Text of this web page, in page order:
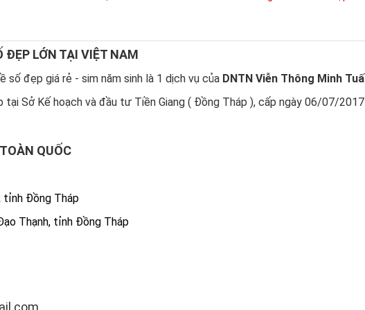
ĐẸP LỚN TẠI VIỆT NAM
số đẹp giá rẻ - sim năm sinh là 1 dịch vụ của DNTN Viễn Thông Minh
tại Sở Kế hoạch và đầu tư Tiền Giang ( Đồng Tháp ), cấp ngày 06/07/2017
QUỐC
tỉnh Đồng Tháp
Thạnh, tỉnh Đồng Tháp